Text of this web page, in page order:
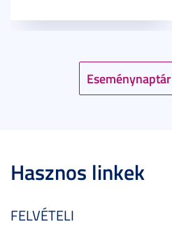
Eseménynaptár
Hasznos linkek
FELVÉTELI